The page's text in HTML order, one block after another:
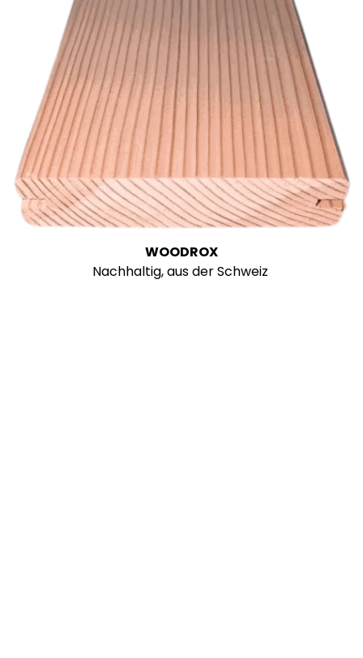
WOODROX
Nachhaltig, aus der Schweiz